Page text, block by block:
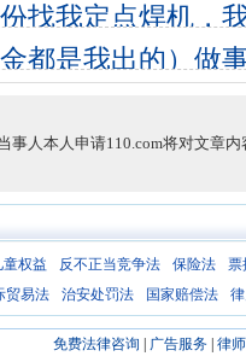
找我定点焊机，
0 都是我出的）做
事人本人申请110.com将对文章
权益 反不正当竞争法 保险法
票
贸易法 治安处罚法 国家赔偿法
免费法律咨询 广告服务| 律